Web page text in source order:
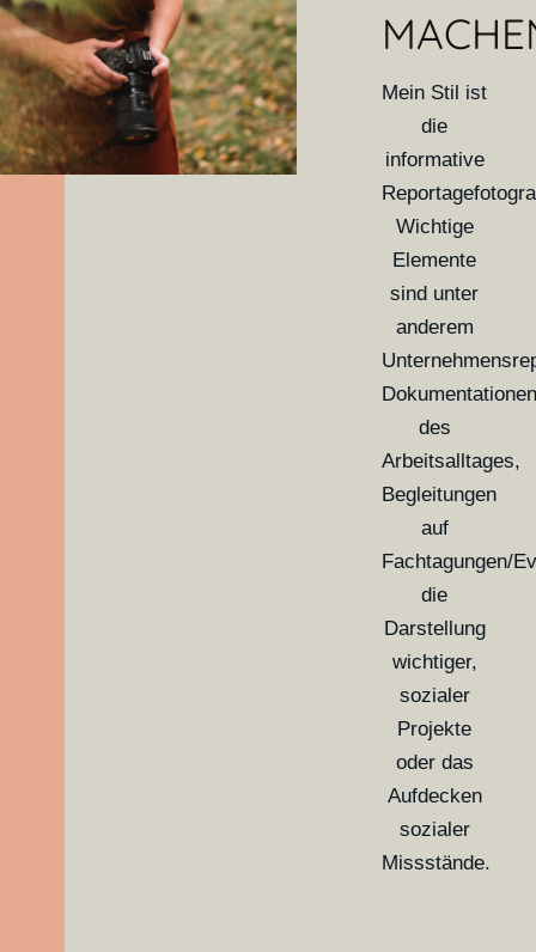
Mein Stil ist
die
informative
Wichtige
Elemente
sind unter
anderem
Dokumentationen
des
Arbeitsalltages,
Begleitungen
auf
Fachtagungen/
die
Darstellung
wichtiger,
sozialer
Projekte
oder das
Aufdecken
sozialer
Missstände.